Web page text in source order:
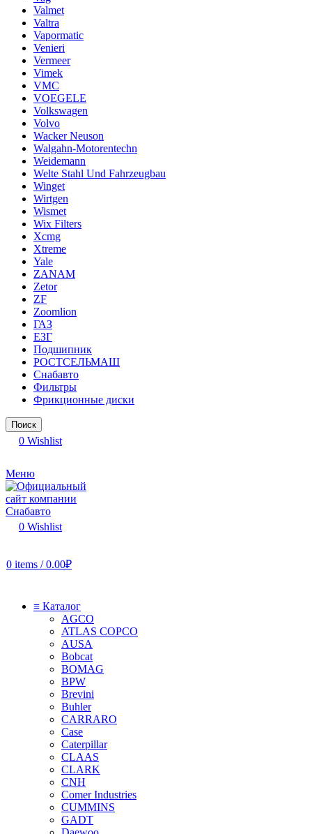
Valmet
Valtra
Vapormatic
Venieri
Vermeer
Vimek
VMC
VOEGELE
Volkswagen
Volvo
Wacker Neuson
Walgahn-Motorentechn
Weidemann
Welte Stahl Und Fahrzeugbau
Winget
Wirtgen
Wismet
Wix Filters
Xcmg
Xtreme
Yale
ZANAM
Zetor
ZF
Zoomlion
ГАЗ
ЕЗГ
Подшипник
РОСТСЕЛЬМАШ
Снабавто
Фильтры
Фрикционные диски
Поиск
0 Wishlist
Меню
0 Wishlist
0 items / 0.00₽
≡ Каталог
AGCO
ATLAS COPCO
AUSA
Bobcat
BOMAG
BPW
Brevini
Buhler
CARRARO
Case
Caterpillar
CLAAS
CLARK
CNH
Comer Industries
CUMMINS
GADT